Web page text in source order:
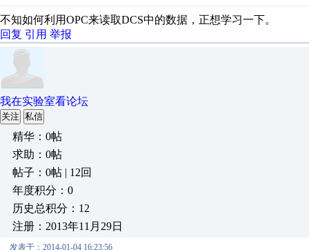
不知如何利用OPC来读取DCS中的数据，正想学习一下。
回复 引用 举报
我在实验室看论坛
关注 私信
精华：0帖
求助：0帖
帖子：0帖 | 12回
年度积分：0
历史总积分：12
注册：2013年11月29日
发表于：2014-01-04 16:23:56